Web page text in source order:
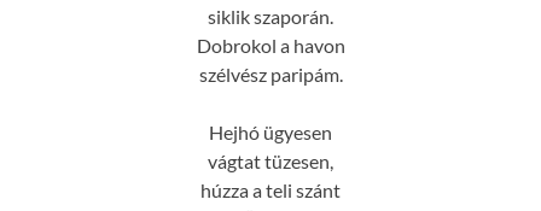
siklik szaporán.
Dobrokol a havon
szélvész paripám.
Hejhó ügyesen
vágtat tüzesen,
húzza a teli szánt